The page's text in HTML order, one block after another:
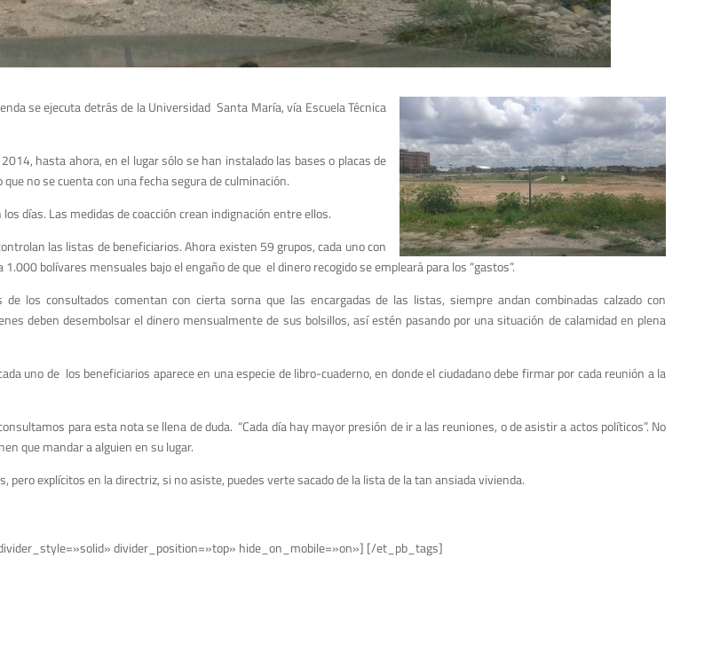
se ejecuta detrás de la Universidad Santa María, vía Escuela Técnica
hasta ahora, en el lugar sólo se han instalado las bases o placas de
no se cuenta con una fecha segura de culminación.
días. Las medidas de coacción crean indignación entre ellos.
las listas de beneficiarios. Ahora existen 59 grupos, cada uno con
bolívares mensuales bajo el engaño de que el dinero recogido se empleará para los “gastos”.
los consultados comentan con cierta sorna que las encargadas de las listas, siempre andan combinadas calzado con
deben desembolsar el dinero mensualmente de sus bolsillos, así estén pasando por una situación de calamidad en plena
uno de los beneficiarios aparece en una especie de libro-cuaderno, en donde el ciudadano debe firmar por cada reunión a la
para esta nota se llena de duda. “Cada día hay mayor presión de ir a las reuniones, o de asistir a actos políticos”. No
que mandar a alguien en su lugar.
explícitos en la directriz, si no asiste, puedes verte sacado de la lista de la tan ansiada vivienda.
divider_position=»top» hide_on_mobile=»on»] [/et_pb_tags]